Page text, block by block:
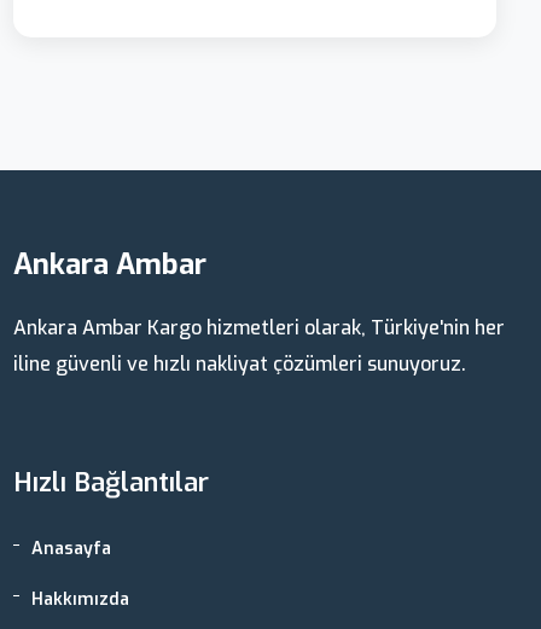
Ankara Ambar
Ankara Ambar Kargo hizmetleri olarak, Türkiye'nin her
iline güvenli ve hızlı nakliyat çözümleri sunuyoruz.
Hızlı Bağlantılar
Anasayfa
Hakkımızda